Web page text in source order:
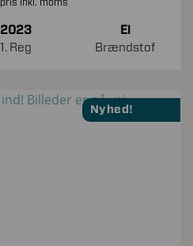
inkl. moms
2023
1. Reg
El
Brændstof
Nyhed!